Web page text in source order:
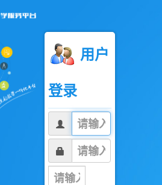
用户
登录